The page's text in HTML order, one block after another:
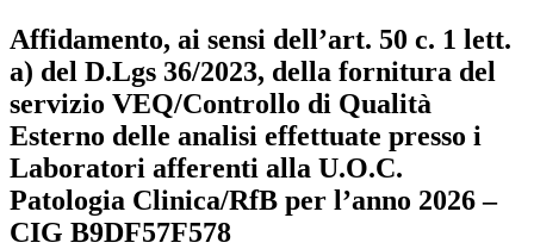
Affidamento, ai sensi dell’art. 50 c. 1 lett.
a) del D.Lgs 36/2023, della fornitura del
servizio VEQ/Controllo di Qualità
Esterno delle analisi effettuate presso i
Laboratori afferenti alla U.O.C.
Patologia Clinica/RfB per l’anno 2026 –
CIG B9DF57F578